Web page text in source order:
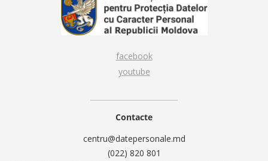
facebook
youtube
Contacte
centru@datepersonale.md
(022) 820 801